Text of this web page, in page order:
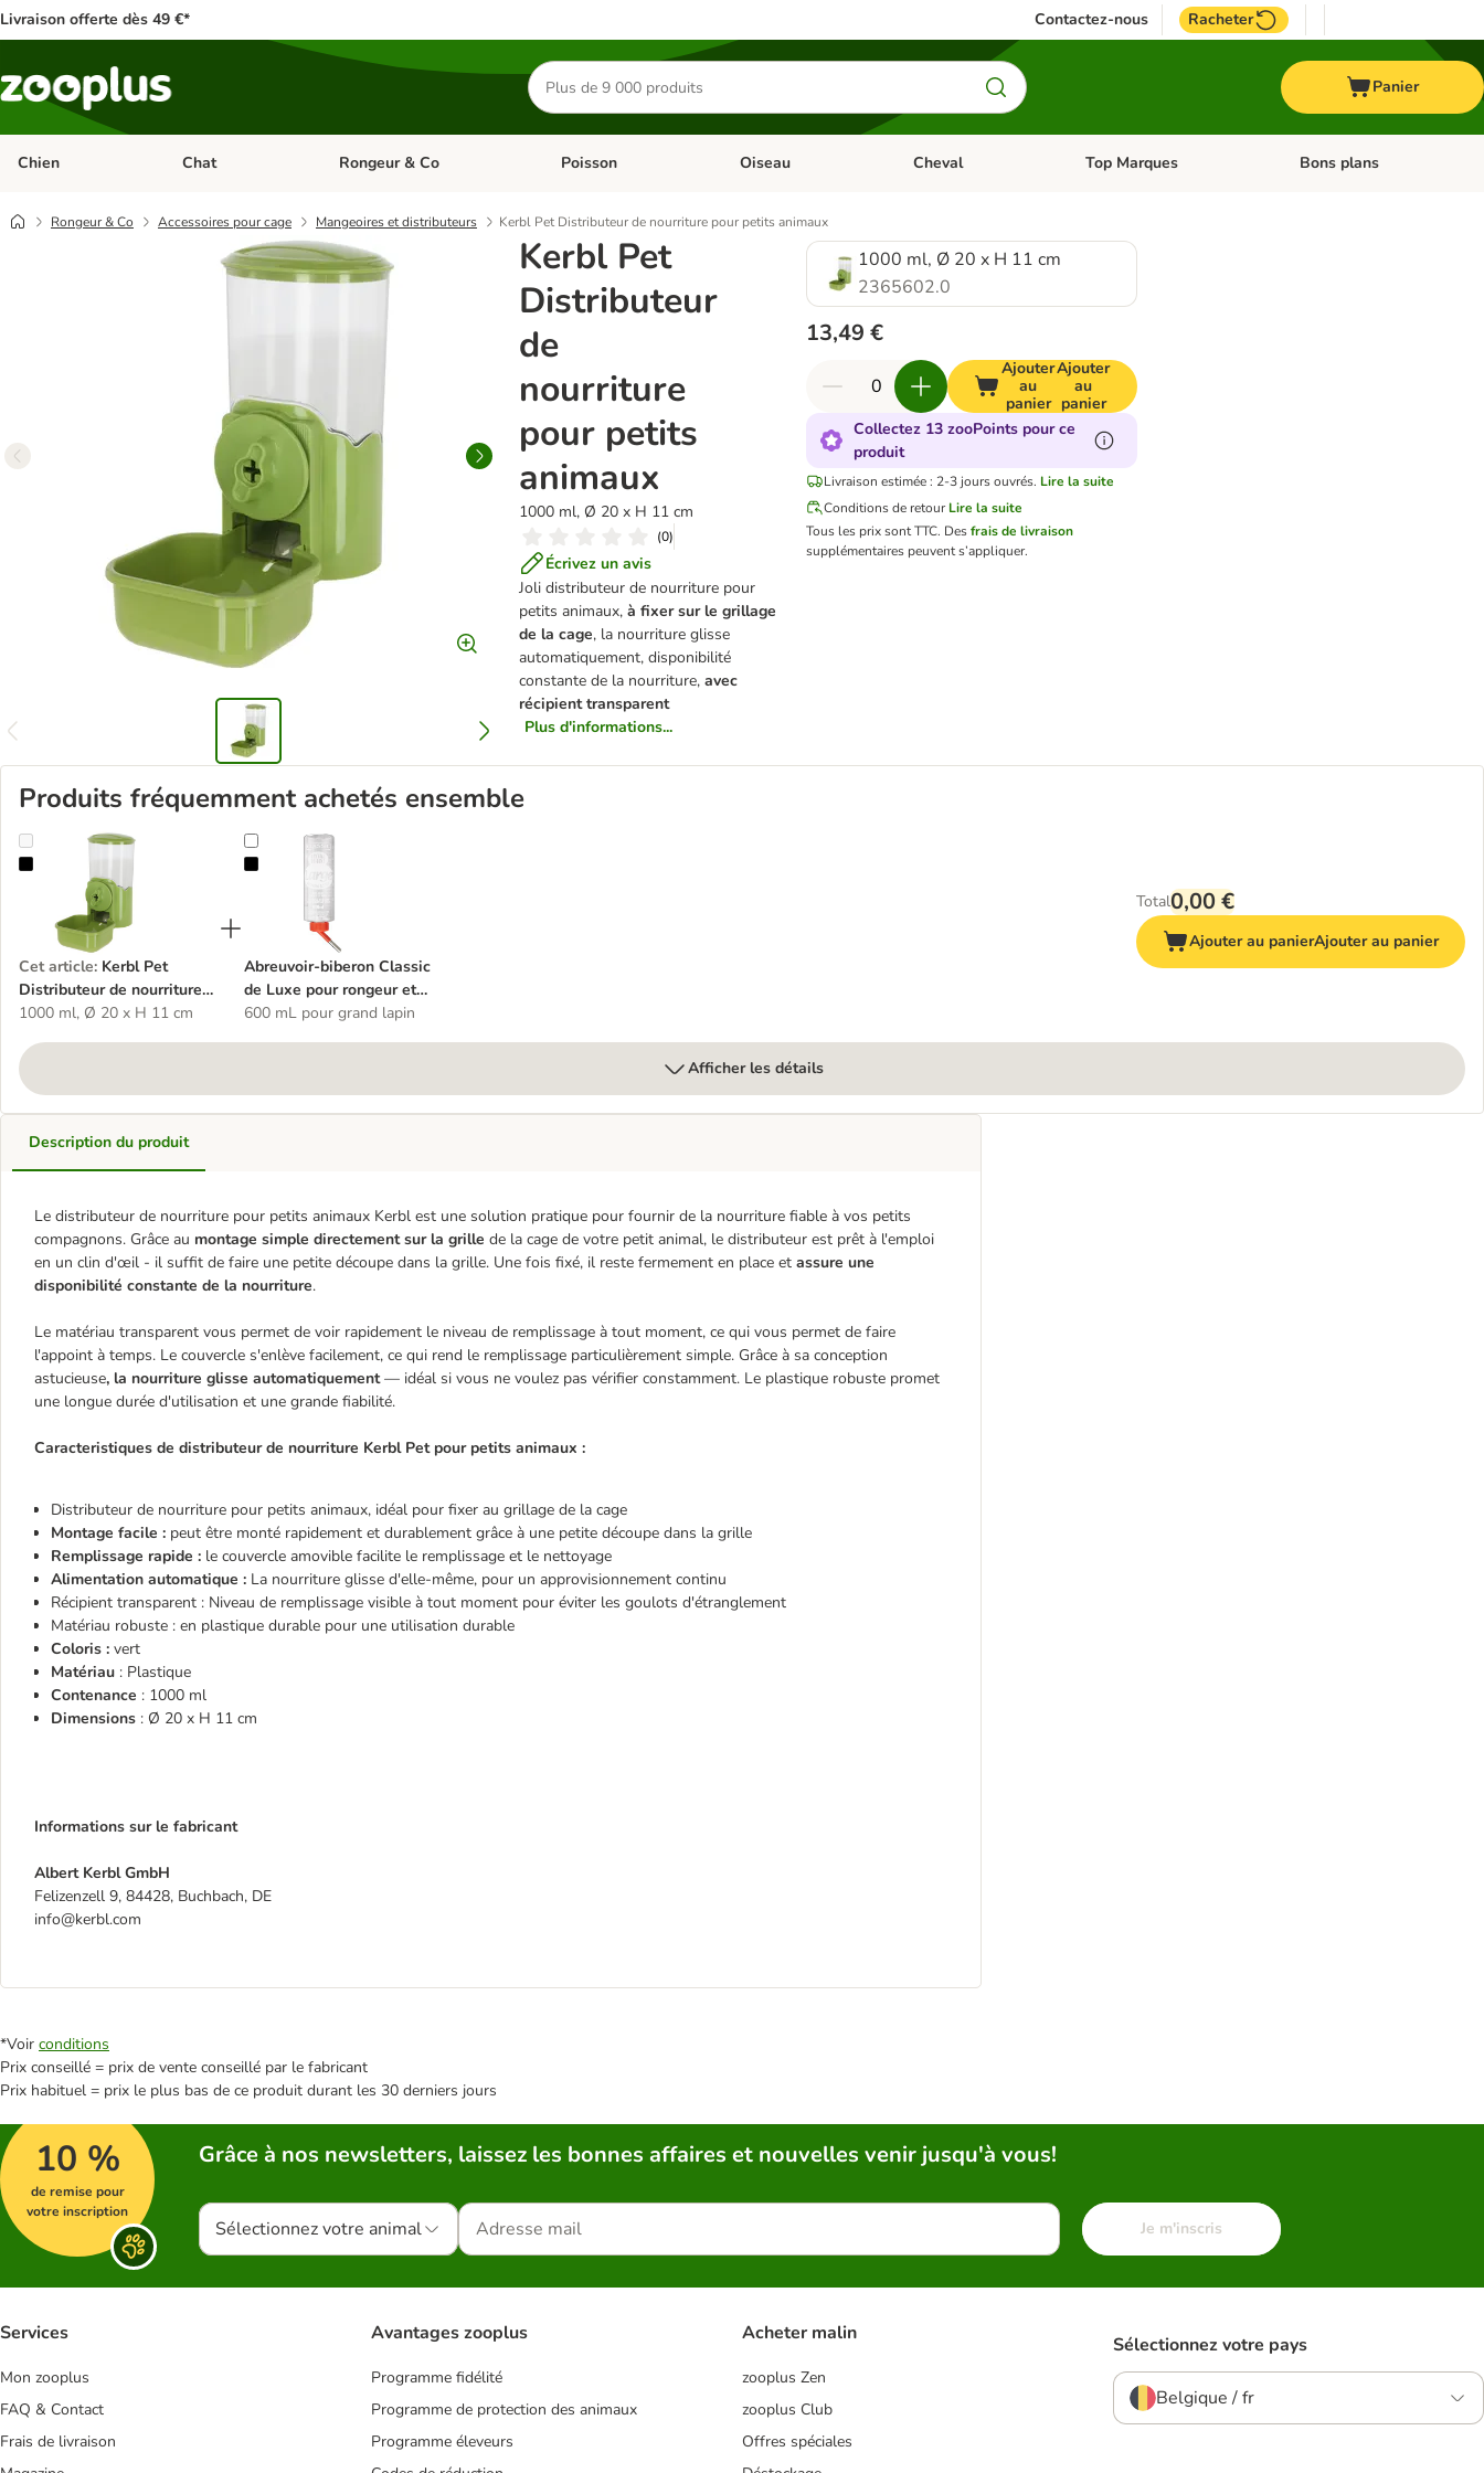
Livraison offerte dès 49 €* Contactez-nous Racheter
Rechercher
des
produits
Panier
Chien Dérouler les catégories: Chien
Chat Dérouler les catégories: Chat
Rongeur & Co Dérouler les catégories: Rongeur & Co
Poisson Dérouler les catégories: Poisson
Oiseau Dérouler les catégories: Oiseau
Cheval Dérouler les catégories: Cheval
Top Marques Dérouler les catégories: Top
Bons plans
Rongeur & Co Accessoires pour cage Mangeoires et distributeurs Kerbl Pet Distributeur de nourriture pour petits animaux
Kerbl Pet
Distributeur
de
nourriture
pour petits
animaux
1000 ml, Ø 20 x H 11 cm
(0)
Écrivez un avis
Joli distributeur de nourriture pour
petits animaux,à fixer sur le grillage
de la cage, la nourriture glisse
automatiquement, disponibilité
constante de la nourriture,avec
récipient transparent
Plus d'informations...
1000 ml, Ø 20 x H 11 cm
2365602.0
13,49 €
Ajouter
au
panier
Ajouter
au
panier
Collectez 13 zooPoints pour ce
produit
Livraison estimée : 2-3 jours ouvrés. Lire la suite
Conditions de retour Lire la suite
Tous les prix sont TTC. Desfrais de livraison
supplémentaires peuvent s’appliquer.
Produits fréquemment achetés ensemble
Kerbl Pet Distributeur de nourriture pour petits animaux
Cet article: Kerbl Pet
Distributeur de nourriture
pour petits animaux
1000 ml, Ø 20 x H 11 cm
Abreuvoir-biberon Classic de Luxe pour rongeur et lapin
Abreuvoir-biberon Classic
de Luxe pour rongeur et
lapin
600 mL pour grand lapin
Total0,00 €
Ajouter au panierAjouter au panier
Afficher les détails
Description du produit
Le distributeur de nourriture pour petits animaux Kerbl est une solution pratique pour fournir de la nourriture fiable à vos petits
compagnons. Grâce au montage simple directement sur la grille de la cage de votre petit animal, le distributeur est prêt à l'emploi
en un clin d'œil - il suffit de faire une petite découpe dans la grille. Une fois fixé, il reste fermement en place et assure une
disponibilité constante de la nourriture.
Le matériau transparent vous permet de voir rapidement le niveau de remplissage à tout moment, ce qui vous permet de faire
l'appoint à temps. Le couvercle s'enlève facilement, ce qui rend le remplissage particulièrement simple. Grâce à sa conception
astucieuse, la nourriture glisse automatiquement— idéal si vous ne voulez pas vérifier constamment. Le plastique robuste promet
une longue durée d'utilisation et une grande fiabilité.
Caracteristiques de distributeur de nourriture Kerbl Pet pour petits animaux :
Distributeur de nourriture pour petits animaux, idéal pour fixer au grillage de la cage
Montage facile : peut être monté rapidement et durablement grâce à une petite découpe dans la grille
Remplissage rapide : le couvercle amovible facilite le remplissage et le nettoyage
Alimentation automatique : La nourriture glisse d'elle-même, pour un approvisionnement continu
Récipient transparent : Niveau de remplissage visible à tout moment pour éviter les goulots d'étranglement
Matériau robuste : en plastique durable pour une utilisation durable
Coloris : vert
Matériau : Plastique
Contenance : 1000 ml
Dimensions : Ø 20 x H 11 cm
Informations sur le fabricant
Albert Kerbl GmbH
Felizenzell 9, 84428, Buchbach, DE
info@kerbl.com
*Voir conditions
Prix conseillé = prix de vente conseillé par le fabricant
Prix habituel = prix le plus bas de ce produit durant les 30 derniers jours
10 %
de remise pour
votre inscription
Grâce à nos newsletters, laissez les bonnes affaires et nouvelles venir jusqu'à vous!
Sélectionnez votre animal Je m'inscris
Services
Mon zooplus
FAQ & Contact
Frais de livraison
Avantages zooplus
Programme fidélité
Programme de protection des animaux
Programme éleveurs
Acheter malin
zooplus Zen
zooplus Club
Offres spéciales
Sélectionnez votre pays
Belgique / fr